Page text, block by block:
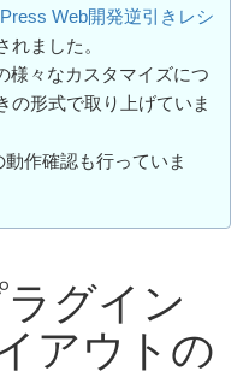
Web開発逆引きレシ
れました。
様々なカスタマイズにつ
の形式で取り上げていま
動作確認も行っていま
グイン
アウトの